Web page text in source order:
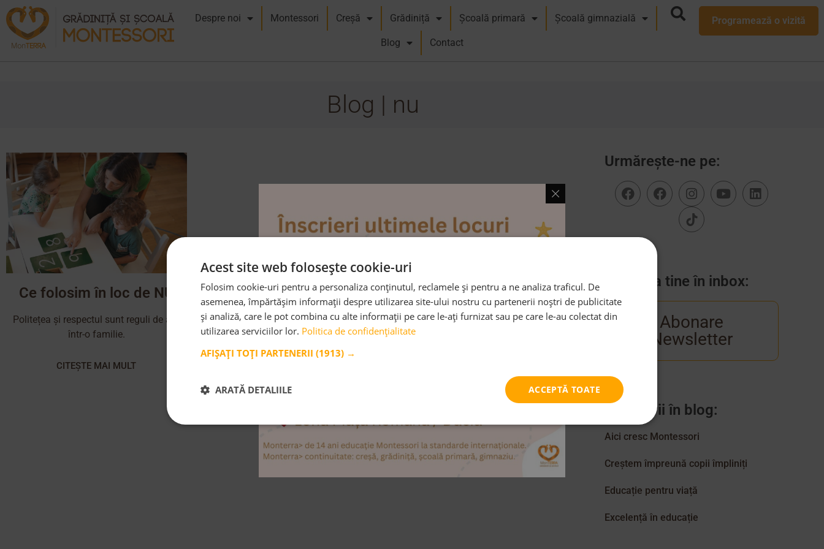
Despre noi Montessori Creșă Grădiniță Școală primară Școală gimnazială
Blog Contact
Programează o vizită
Blog | nu
Ce folosim în loc de NU
Politețea și respectul sunt reguli de aur
într-o familie.
CITEȘTE MAI MULT
Urmărește-ne pe:
Venim la tine în inbox:
Abonare
Newsletter
Categorii în blog:
Aici cresc Montessori
Creștem împreună copii împliniți
Educație pentru viață
Excelență în educație
Acest site web folosește cookie-uri
Folosim cookie-uri pentru a personaliza conținutul, reclamele și pentru a ne analiza traficul. De
asemenea, împărtășim informații despre utilizarea site-ului nostru cu partenerii noștri de publicitate
și analiză, care le pot combina cu alte informații pe care le-ați furnizat sau pe care le-au colectat din
utilizarea serviciilor lor. Politica de confidențialitate
AFIȘAȚI TOȚI PARTENERII (1913) →
ACCEPTĂ TOATE
ARATĂ DETALIILE